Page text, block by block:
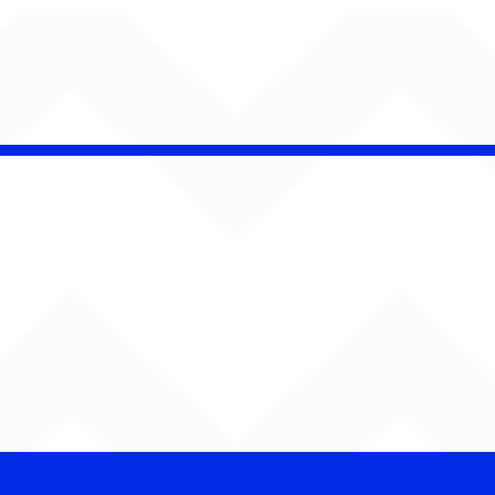
Barão Vermelho reúne